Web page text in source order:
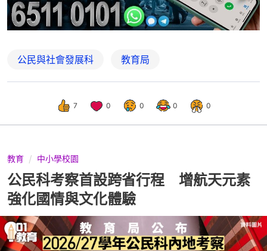
公民與社會發展科 教育局
7 0 0 0 0
教育 中小學校園
公民科考察首設跨省行程 增航天元素
強化國情與文化體驗